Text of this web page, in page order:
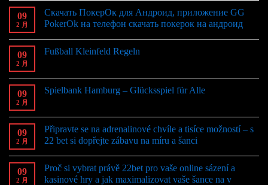
09
2 月
Скачать ПокерОк для Андроид, приложение GG
PokerOk на телефон скачать покерок на андроид
09
2 月
Fußball Kleinfeld Regeln
09
2 月
Spielbank Hamburg – Glücksspiel für Alle
09
2 月
Připravte se na adrenalinové chvíle a tisíce možností – s
22 bet si dopřejte zábavu na míru a šanci
09
2 月
Proč si vybrat právě 22bet pro vaše online sázení a
kasinové hry a jak maximalizovat vaše šance na v